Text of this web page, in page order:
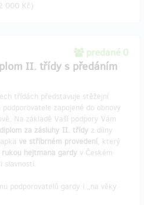
000 Kč)
predané 0
II. třídy s předáním
třídách představuje stěžejní
zapojené do obnovy
Na základě Vaší podpory Vám
za zásluhy II. třídy z dílny
ve stříbrném provedení, který
rukou hejtmana gardy v Českém
slavnosti.
podporovatelů gardy i „na věky